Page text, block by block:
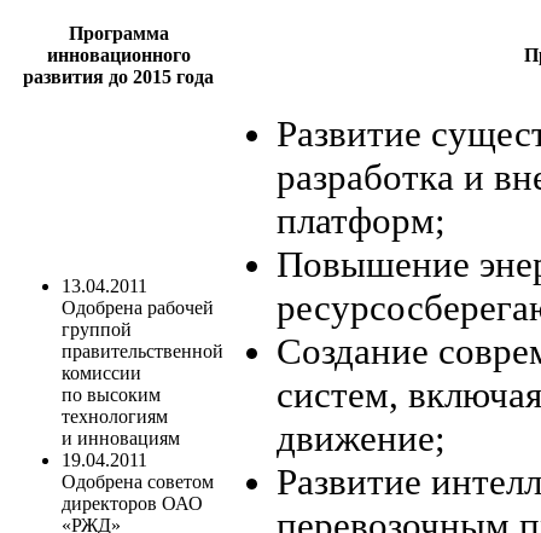
Программа
инновационного
развития до 2015 года
13.04.2011
Одобрена рабочей
группой
правительственной
комиссии
по высоким
технологиям
и инновациям
19.04.2011
Одобрена советом
директоров ОАО
«РЖД»
Развитие
разработка и
платформ;
Повышение
Создание
систем,
движение;
Развитие